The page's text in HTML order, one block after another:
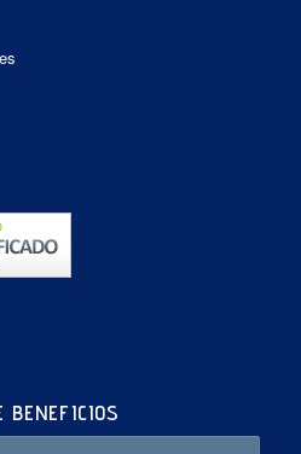
BENEFICIOS